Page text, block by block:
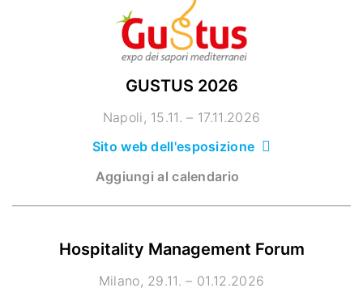
GUSTUS 2026
Napoli 15.11. – 17.11.2026
Sito web dell'esposizione
Aggiungi al calendario
Hospitality Management Forum
Milano 29.11. – 01.12.2026